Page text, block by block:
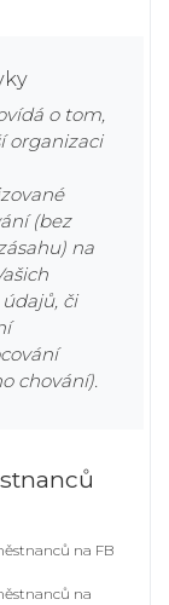
o tom,
organizaci
(bez
na
či
chování).
na FB
na